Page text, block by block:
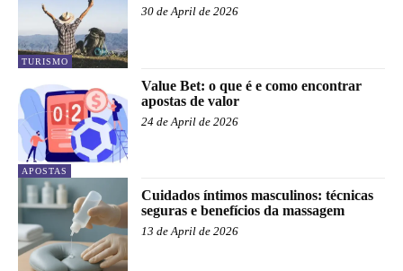
TURISMO
30 de April de 2026
APOSTAS
Value Bet: o que é e como encontrar
apostas de valor
24 de April de 2026
Cuidados íntimos masculinos: técnicas
seguras e benefícios da massagem
13 de April de 2026